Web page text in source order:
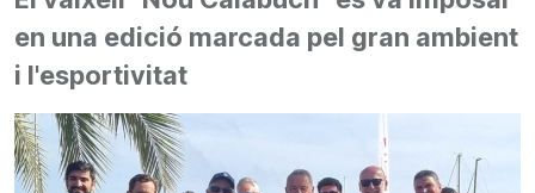
en una edició marcada pel gran ambient
i l'esportivitat